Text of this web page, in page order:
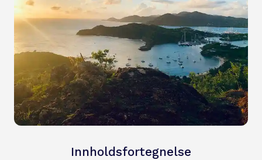
Innholdsfortegnelse